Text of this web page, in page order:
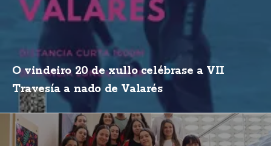
O vindeiro 20 de xullo celébrase a VII
Travesía a nado de Valarés